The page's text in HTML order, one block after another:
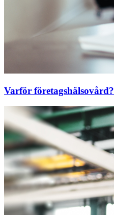
Varför företagshälsovård?